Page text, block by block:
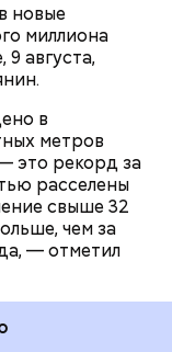
новые
миллиона
августа,
в
метров
это рекорд за
расселены
свыше 32
чем за
— отметил
территорий
Одобрены и
проектов КРТ,
порядка